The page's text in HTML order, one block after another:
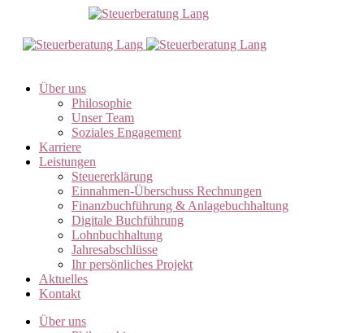
Über uns
Philosophie
Unser Team
Soziales Engagement
Karriere
Leistungen
Steuererklärung
Einnahmen-Überschuss Rechnungen
Finanzbuchführung & Anlagebuchhaltung
Digitale Buchführung
Lohnbuchhaltung
Jahresabschlüsse
Ihr persönliches Projekt
Aktuelles
Kontakt
Über uns